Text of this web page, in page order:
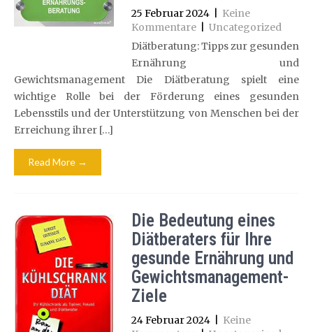
25 Februar 2024
Keine
Kommentare
Uncategorized
Diätberatung: Tipps zur gesunden
Ernährung und
Gewichtsmanagement Die Diätberatung spielt eine
wichtige Rolle bei der Förderung eines gesunden
Lebensstils und der Unterstützung von Menschen bei der
Erreichung ihrer […]
Read More →
Die Bedeutung eines
Diätberaters für Ihre
gesunde Ernährung und
Gewichtsmanagement-
Ziele
24 Februar 2024
Keine